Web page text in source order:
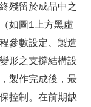
殘留於成品中之
如圖1上方黑虛
參數設定、製造
形之支撐結構設
製作完成後，最
控制。在前期缺